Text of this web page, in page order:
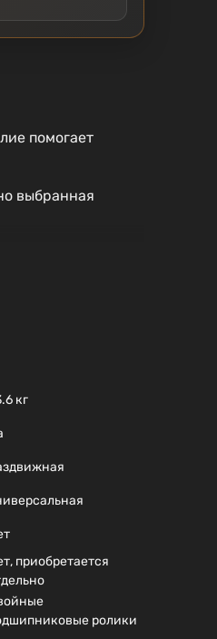
помогает
выбранная
кг
приобретается
ролики